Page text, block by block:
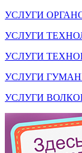
УСЛУГИ
УСЛУГИ
УСЛУГИ
УСЛУГИ
УСЛУГИ